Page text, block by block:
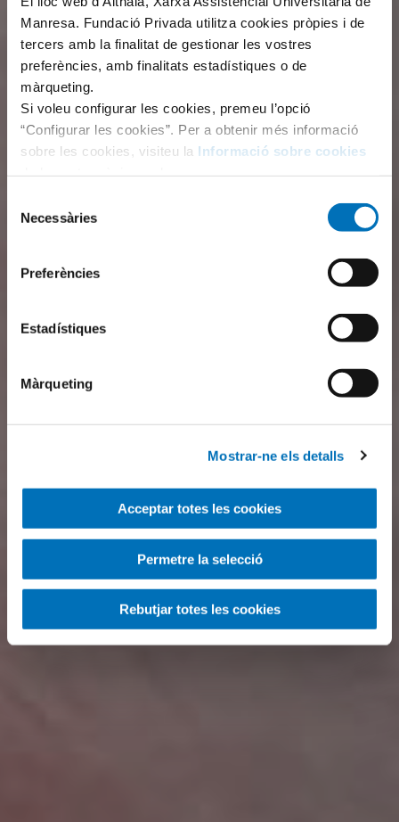
Manresa. Fundació Privada utilitza cookies pròpies i de
tercers amb la finalitat de gestionar les vostres
preferències, amb finalitats estadístiques o de
màrqueting.
Si voleu configurar les cookies, premeu l’opció
“Configurar les cookies”. Per a obtenir més informació
sobre les cookies, visiteu la Informació sobre cookies
Necessàries
Preferències
Estadístiques
Màrqueting
Mostrar-ne els detalls
Acceptar totes les cookies
Permetre la selecció
Rebutjar totes les cookies